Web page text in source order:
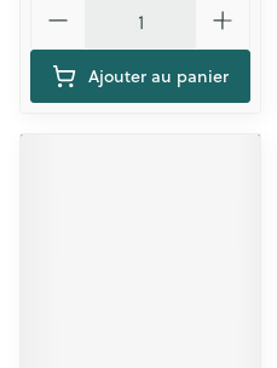
Ajouter au panier